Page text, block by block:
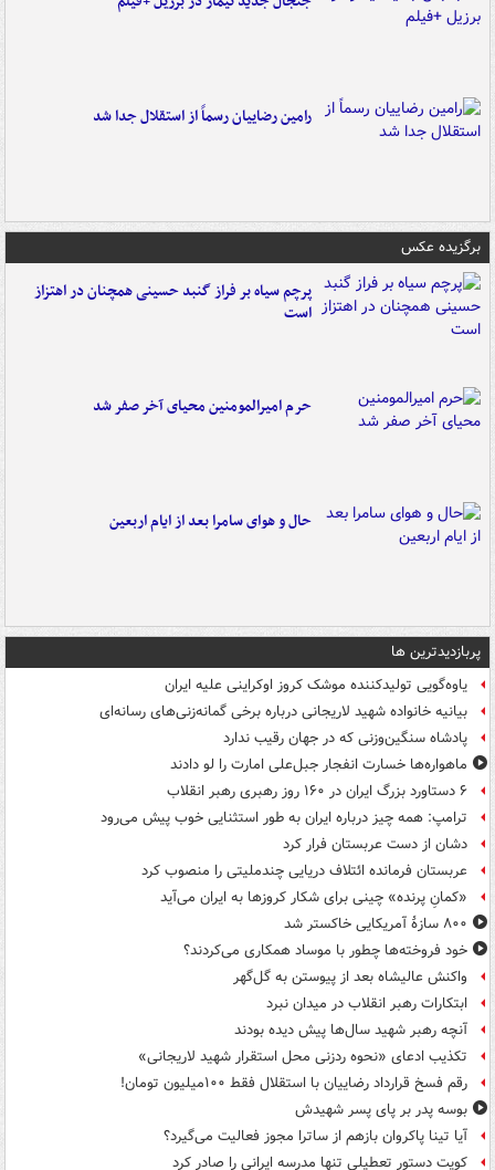
رامین رضاییان رسماً از استقلال جدا شد
برگزیده عکس
پرچم سیاه بر فراز گنبد حسینی همچنان در اهتزاز
است
حرم امیرالمومنین محیای آخر صفر شد
حال و هوای سامرا بعد از ایام اربعین
پربازدیدترین ها
یاوه‌گویی تولیدکننده موشک کروز اوکراینی علیه ایران
بیانیه خانواده شهید لاریجانی درباره برخی گمانه‌زنی‌های رسانه‌ای
پادشاه سنگین‌وزنی که در جهان رقیب ندارد
ماهواره‌ها خسارت انفجار جبل‌علی امارت را لو دادند
۶ دستاورد بزرگ ایران در ۱۶۰ روز رهبری رهبر انقلاب
ترامپ: همه چیز درباره ایران به طور استثنایی خوب پیش می‌رود
دشان از دست عربستان فرار کرد
عربستان فرمانده ائتلاف دریایی چندملیتی را منصوب کرد
«کمانِ پرنده» چینی برای شکار کروزها به ایران می‌آید
۸۰۰ سازۀ آمریکایی خاکستر شد
خود فروخته‌ها چطور با موساد همکاری می‌کردند؟
واکنش عالیشاه بعد از پیوستن به گل‌گهر
ابتکارات رهبر انقلاب در میدان نبرد
آنچه رهبر شهید سال‌ها پیش دیده بودند
تکذیب ادعای «نحوه ردزنی محل استقرار شهید لاریجانی»
رقم فسخ قرارداد رضاییان با استقلال فقط ۱۰۰میلیون تومان!
بوسه‌ پدر بر پای پسر شهیدش
آیا تینا پاکروان بازهم از ساترا مجوز فعالیت می‌گیرد؟
کویت دستور تعطیلی تنها مدرسه ایرانی را صادر کرد